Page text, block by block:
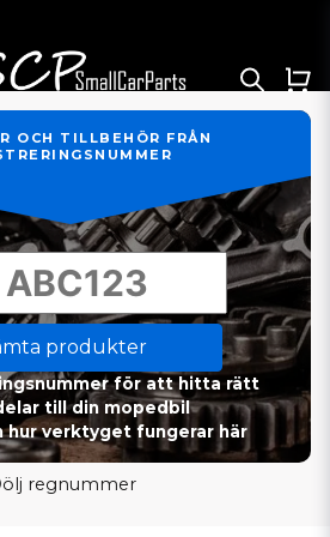
OCH TILLBEHÖR FRÅN
produkter
för att hitta rätt
till din mopedbil
hur verktyget fungerar här
regnummer